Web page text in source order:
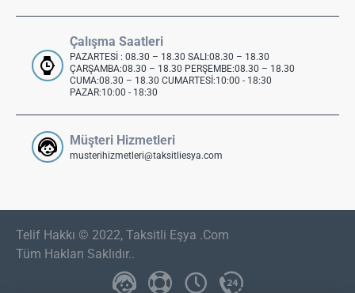
Çalışma Saatleri
PAZARTESİ : 08.30 – 18.30 SALI:08.30 – 18.30
ÇARŞAMBA:08.30 – 18.30 PERŞEMBE:08.30 – 18.30
CUMA:08.30 – 18.30 CUMARTESİ:10:00 - 18:30
PAZAR:10:00 - 18:30
Müşteri Hizmetleri
musterihizmetleri@taksitliesya.com
Telif Hakkı © 2022, Taksitli Eşya .Com
Tüm Hakları Saklıdır..